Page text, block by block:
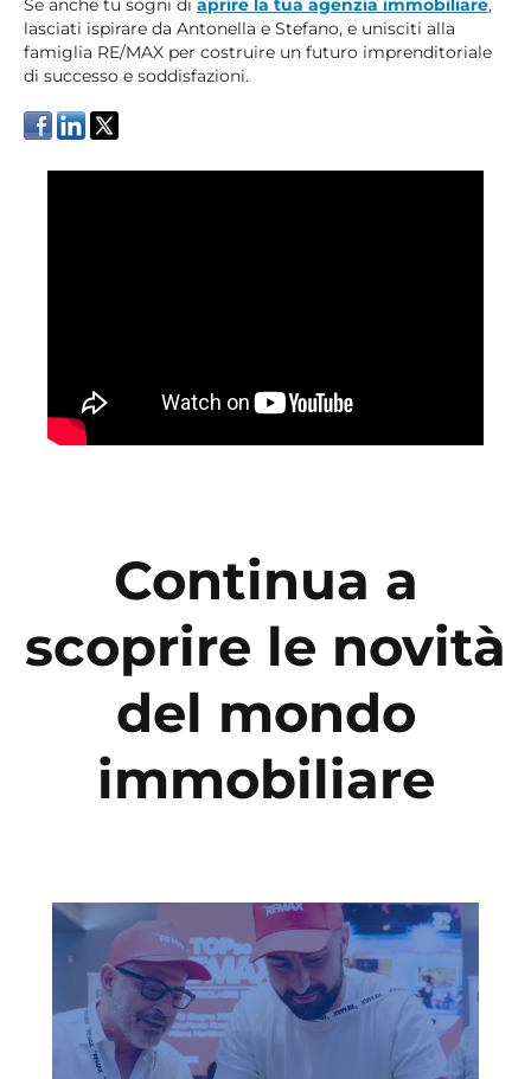
Se anche tu sogni di aprire la tua agenzia immobiliare,
lasciati ispirare da Antonella e Stefano, e unisciti alla
famiglia RE/MAX per costruire un futuro imprenditoriale
di successo e soddisfazioni.
Continua a
scoprire le novità
del mondo
immobiliare